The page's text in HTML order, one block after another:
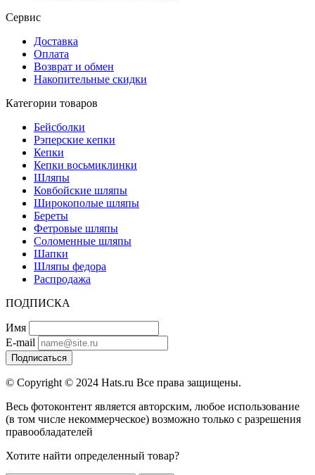
Сервис
Доставка
Оплата
Возврат и обмен
Накопительные скидки
Категории товаров
Бейсболки
Рэперские кепки
Кепки
Кепки восьмиклинки
Шляпы
Ковбойские шляпы
Широкополые шляпы
Береты
Фетровые шляпы
Соломенные шляпы
Шапки
Шляпы федора
Распродажа
ПОДПИСКА
Имя
E-mail
Подписаться
© Copyright © 2024 Hats.ru Все права защищены.
Весь фотоконтент является авторским, любое использование
(в том числе некоммерческое) возможно только с разрешения
правообладателей
Хотите найти определенный товар?